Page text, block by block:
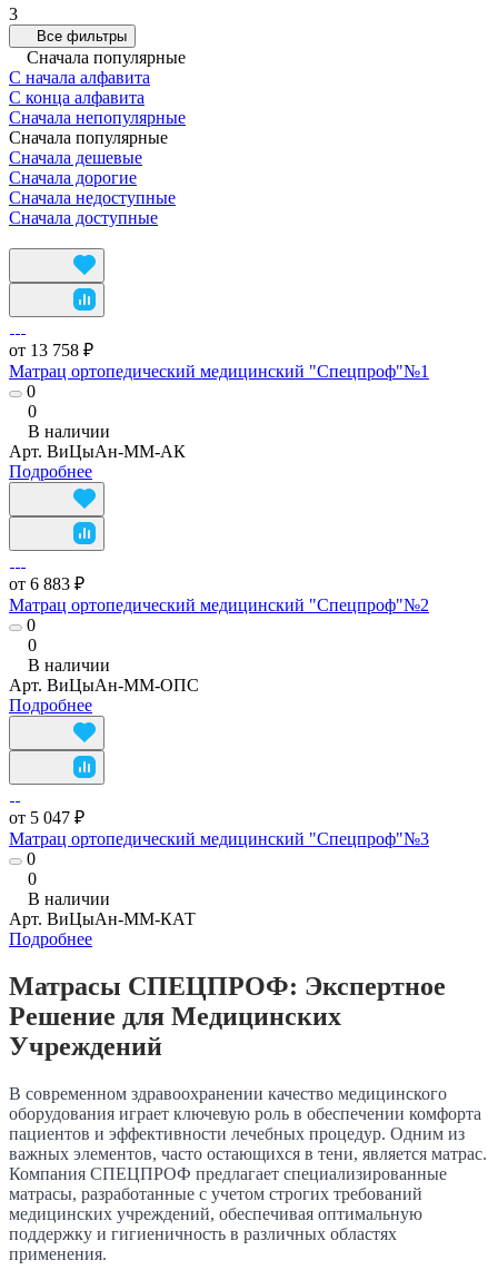
3
Все фильтры
Сначала популярные
С начала алфавита
С конца алфавита
Сначала непопулярные
Сначала популярные
Сначала дешевые
Сначала дорогие
Сначала недоступные
Сначала доступные
от 13 758 ₽
Матрац ортопедический медицинский "Спецпроф"№1
0
0
В наличии
Арт. ВиЦыАн-ММ-АК
Подробнее
от 6 883 ₽
Матрац ортопедический медицинский "Спецпроф"№2
0
0
В наличии
Арт. ВиЦыАн-ММ-ОПС
Подробнее
от 5 047 ₽
Матрац ортопедический медицинский "Спецпроф"№3
0
0
В наличии
Арт. ВиЦыАн-ММ-КАТ
Подробнее
Матрасы СПЕЦПРОФ: Экспертное
Решение для Медицинских
Учреждений
В современном здравоохранении качество медицинского
оборудования играет ключевую роль в обеспечении комфорта
пациентов и эффективности лечебных процедур. Одним из
важных элементов, часто остающихся в тени, является матрас.
Компания СПЕЦПРОФ предлагает специализированные
матрасы, разработанные с учетом строгих требований
медицинских учреждений, обеспечивая оптимальную
поддержку и гигиеничность в различных областях
применения.